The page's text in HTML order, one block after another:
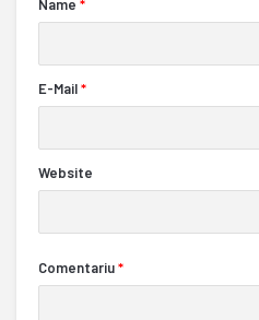
Name *
E-Mail*
Website
Comentariu*